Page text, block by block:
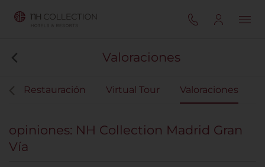
Valoraciones
Restauración Virtual Tour Valoraciones
opiniones: NH Collection Madrid Gran
Vía